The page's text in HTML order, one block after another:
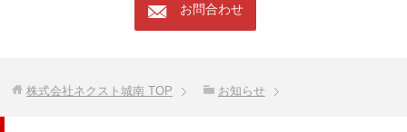
mail お問合わせ
株式会社ネクスト城南TOP お知らせ